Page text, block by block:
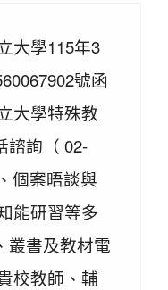
大學115年3
號函
大學特殊教
諮詢（ 02-
個案晤談與
能研習等多
叢書及教材電
校教師、輔